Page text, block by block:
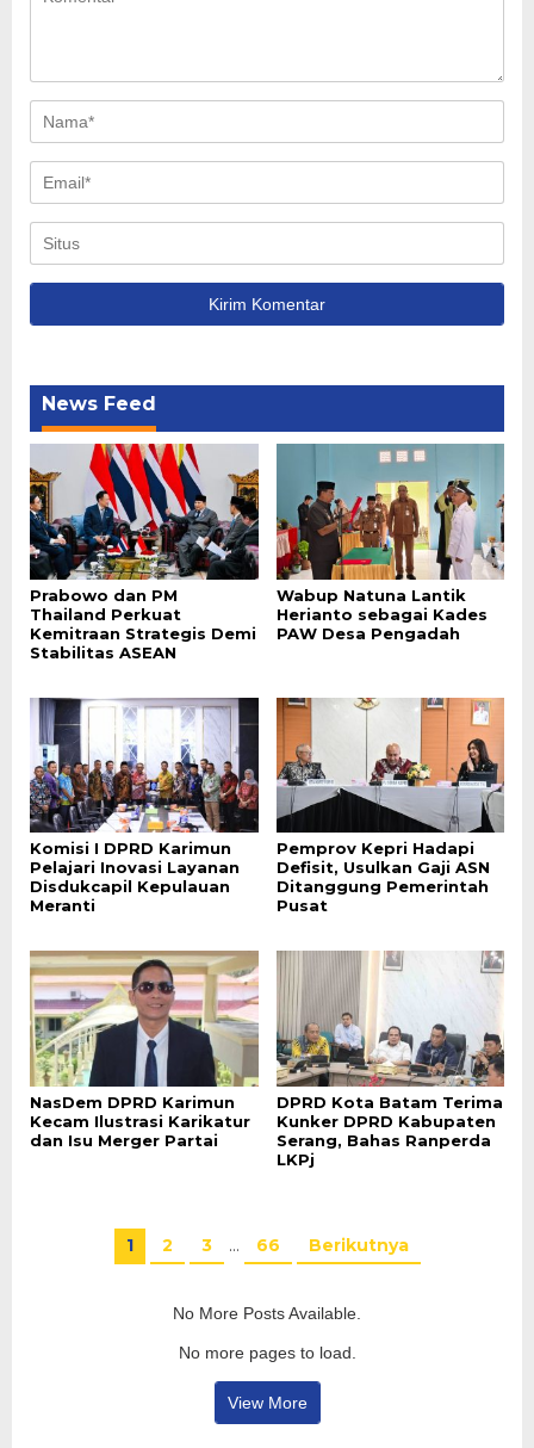
News Feed
Prabowo dan PM
Thailand Perkuat
Kemitraan Strategis Demi
Stabilitas ASEAN
Wabup Natuna Lantik
Herianto sebagai Kades
PAW Desa Pengadah
Komisi I DPRD Karimun
Pelajari Inovasi Layanan
Disdukcapil Kepulauan
Meranti
Pemprov Kepri Hadapi
Defisit, Usulkan Gaji ASN
Ditanggung Pemerintah
Pusat
NasDem DPRD Karimun
Kecam Ilustrasi Karikatur
dan Isu Merger Partai
DPRD Kota Batam Terima
Kunker DPRD Kabupaten
Serang, Bahas Ranperda
LKPj
1 2 3 … 66 Berikutnya
No More Posts Available.
No more pages to load.
View More